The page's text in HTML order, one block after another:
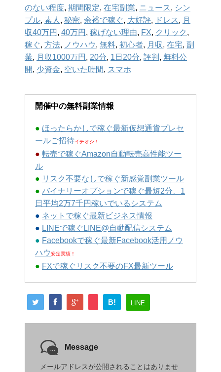
のない程度, 期間限定, 在宅副業, ニュース , シン
プル, 素人 , 秘密, 余裕で稼ぐ, 大好評, ドレス , 月
収40万円 , 40万円 , 稼げない理由, FX, クリック ,
稼ぐ, 方法, ノウハウ, 無料, 初心者, 月収, 在宅, 副
業, 月収1000万円 , 20分, 1日20分, 評判 , 無料公
開, 少資金, 空いた時間, スマホ
開催中の無料副業情報
● ほったらかしで稼ぐ最新仮想通貨プレセ
ールご招待イチオシ！
● 転売で稼ぐAmazon自動転売高性能ツー
ル
● リスク不要なしで稼ぐ新感覚副業ツール
● バイナリーオプションで稼ぐ最短2分、1
日平均2万7千円稼いでいるシステム
● ネットで稼ぐ最新ビジネス情報
● LINEで稼ぐLINE@自動配信システム
● Facebookで稼ぐ最新Facebook活用ノウ
ハウ安定実績！
● FXで稼ぐリスク不要のFX最新ツール
B! LINE
Message
メールアドレスが公開されることはありませ